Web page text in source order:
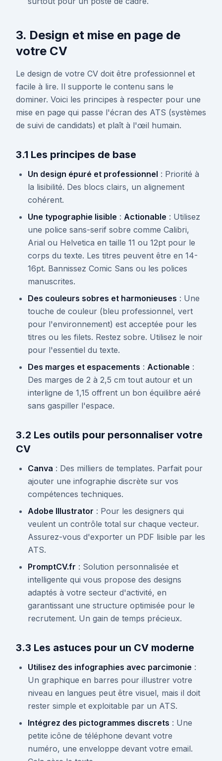
3. Design et mise en page de
votre CV
Le design de votre CV doit être professionnel et
facile à lire. Il supporte le contenu sans le
dominer. Voici les principes à respecter pour une
mise en page qui passe l'écran des ATS (systèmes
de suivi de candidats) et plaît à l'œil humain.
3.1 Les principes de base
Un design épuré et professionnel : Priorité à
la lisibilité. Des blocs clairs, un alignement
cohérent.
Une typographie lisible : Actionable : Utilisez
une police sans-serif sobre comme Calibri,
Arial ou Helvetica en taille 11 ou 12pt pour le
corps du texte. Les titres peuvent être en 14-
16pt. Bannissez Comic Sans ou les polices
manuscrites.
Des couleurs sobres et harmonieuses : Une
touche de couleur (bleu professionnel, vert
pour l'environnement) est acceptée pour les
titres ou les filets. Restez sobre. Utilisez le noir
pour l'essentiel du texte.
Des marges et espacements : Actionable :
Des marges de 2 à 2,5 cm tout autour et un
interligne de 1,15 offrent un bon équilibre aéré
sans gaspiller l'espace.
3.2 Les outils pour personnaliser votre
CV
Canva : Des milliers de templates. Parfait pour
ajouter une infographie discrète sur vos
compétences techniques.
Adobe Illustrator : Pour les designers qui
veulent un contrôle total sur chaque vecteur.
Assurez-vous d'exporter un PDF lisible par les
ATS.
PromptCV.fr : Solution personnalisée et
intelligente qui vous propose des designs
adaptés à votre secteur d'activité, en
garantissant une structure optimisée pour le
recrutement. Un gain de temps précieux.
3.3 Les astuces pour un CV moderne
Utilisez des infographies avec parcimonie :
Un graphique en barres pour illustrer votre
niveau en langues peut être visuel, mais il doit
rester simple et exploitable par un ATS.
Intégrez des pictogrammes discrets : Une
petite icône de téléphone devant votre
numéro, une enveloppe devant votre email.